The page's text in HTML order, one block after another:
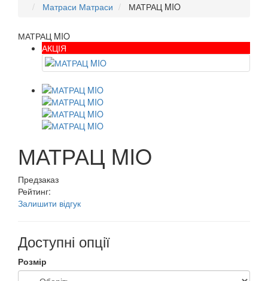
Матраси Матраси МАТРАЦ MIO
МАТРАЦ MIO
АКЦІЯ
МАТРАЦ MIO
Предзаказ
Рейтинг:
Залишити відгук
Доступні опції
Розмір